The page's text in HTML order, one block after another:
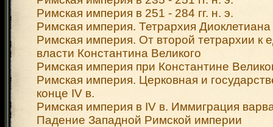
Римская империя в 251 - 284 гг. н. э.
Римская империя. Тетрархия Диоклетиана
Римская империя. От второй тетрархии к
власти Константина Великого
Римская империя при Константине
Римская империя. Церковная и
конце IV в.
Римская империя в IV в. Иммиграция
Падение Западной Римской империи